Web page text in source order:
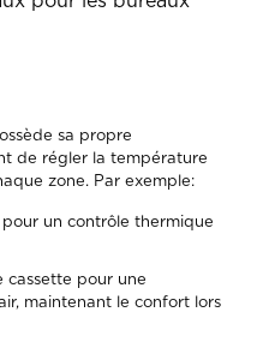
sa propre
de régler la température
zone. Par exemple:
pour un contrôle thermique
cassette pour une
maintenant le confort lors